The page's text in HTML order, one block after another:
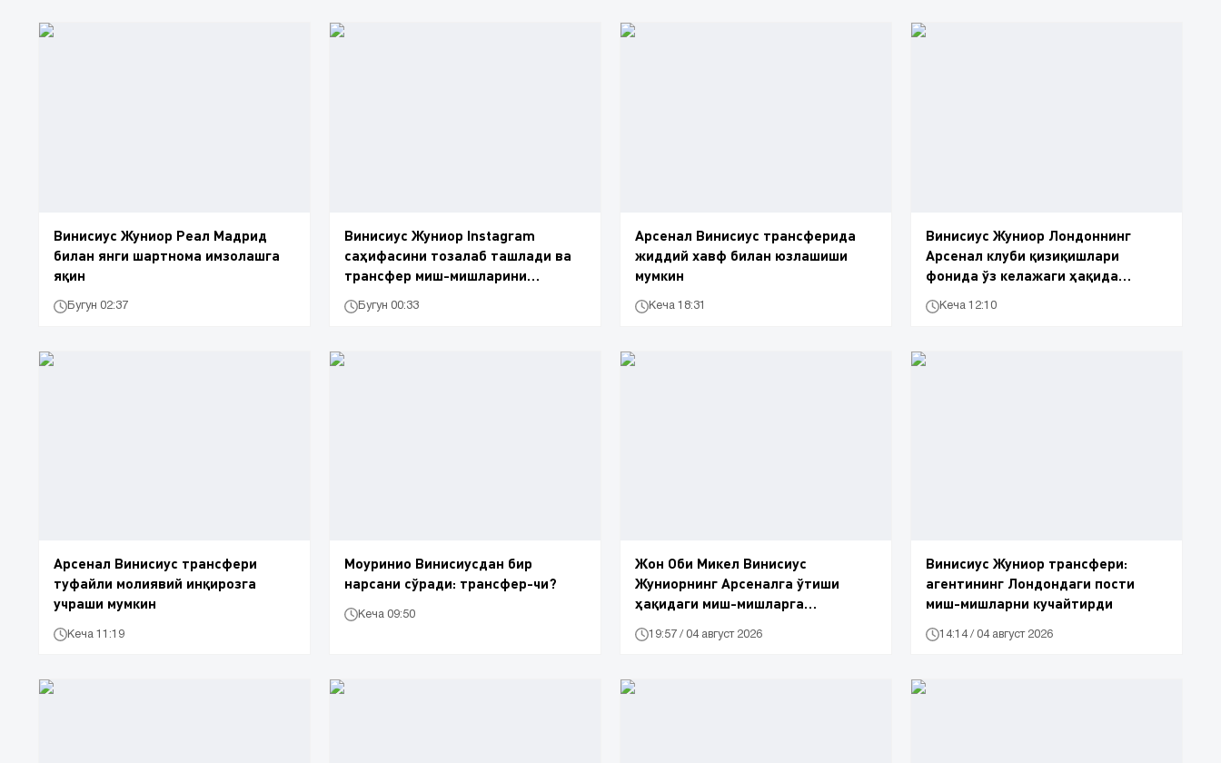
Винисиус Жуниор Реал Мадрид
билан янги шартнома имзолашга
яқин
Бугун 02:37
Винисиус Жуниор Instagram
саҳифасини тозалаб ташлади ва
трансфер миш-мишларини
Бугун 00:33
Арсенал Винисиус трансферида
жиддий хавф билан юзлашиши
мумкин
Кеча 18:31
Винисиус Жуниор Лондоннинг
Арсенал клуби қизиқишлари
фонида ўз келажаги ҳақида
Кеча 12:10
Арсенал Винисиус трансфери
туфайли молиявий инқирозга
учраши мумкин
Кеча 11:19
Моуринио Винисиусдан бир
нарсани сўради: трансфер-чи?
Кеча 09:50
Жон Оби Микел Винисиус
Жуниорнинг Арсеналга ўтиши
ҳақидаги миш-мишларга
19:57 / 04 август 2026
Винисиус Жуниор трансфери:
агентининг Лондондаги пости
миш-мишларни кучайтирди
14:14 / 04 август 2026